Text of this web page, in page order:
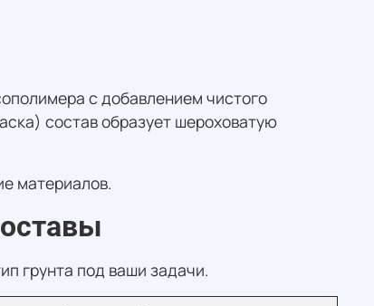
с добавлением чистого
состав образует шероховатую
материалов.
грунта под ваши задачи.